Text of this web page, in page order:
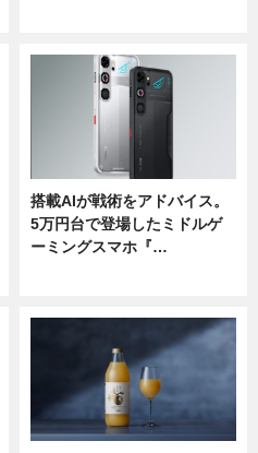
搭載AIが戦術をアドバイス。
5万円台で登場したミドルゲ
ーミングスマホ『…